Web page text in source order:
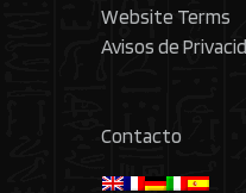
Website Terms
Avisos de
Contacto